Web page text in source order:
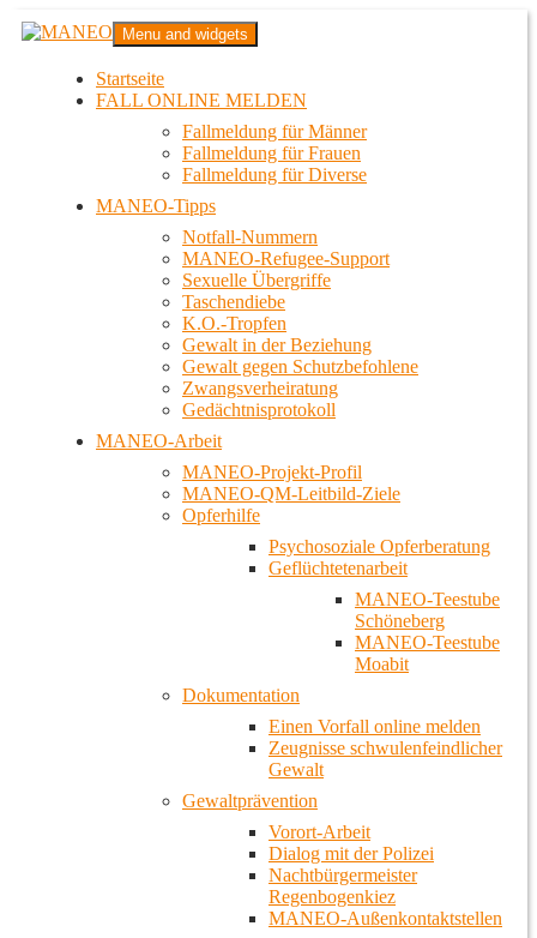
Zum
InhaltMANEO
Das schwule Anti-Gewalt-Projekt in Berlin
Menu and widgets
Startseite
FALL ONLINE MELDEN
Fallmeldung für Männer
Fallmeldung für Frauen
Fallmeldung für Diverse
MANEO-Tipps
Notfall-Nummern
MANEO-Refugee-Support
Sexuelle Übergriffe
Taschendiebe
K.O.-Tropfen
Gewalt in der Beziehung
Gewalt gegen Schutzbefohlene
Zwangsverheiratung
Gedächtnisprotokoll
MANEO-Arbeit
MANEO-Projekt-Profil
MANEO-QM-Leitbild-Ziele
Opferhilfe
Psychosoziale Opferberatung
Geflüchtetenarbeit
MANEO-Teestube
Schöneberg
MANEO-Teestube
Moabit
Dokumentation
Einen Vorfall online melden
Zeugnisse schwulenfeindlicher
Gewalt
Gewaltprävention
Vorort-Arbeit
Dialog mit der Polizei
Nachtbürgermeister
Regenbogenkiez
MANEO-Außenkontaktstellen